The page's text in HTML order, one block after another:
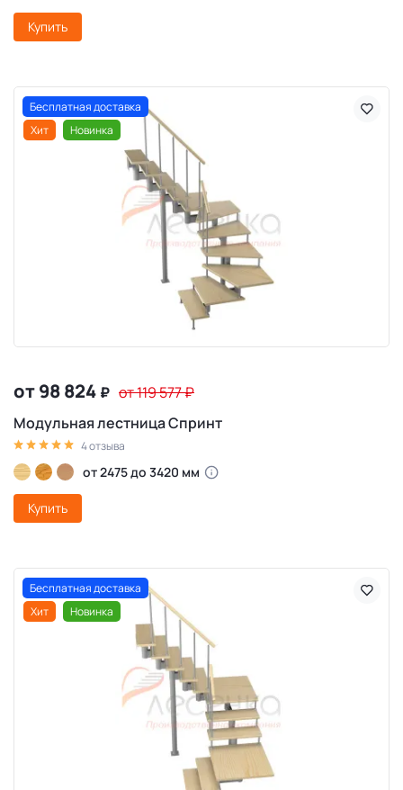
Купить
Бесплатная доставка
Хит
Новинка
от 98 824 ₽ от 119 577₽
Модульная лестница Спринт
4 отзыва
от 2475 до 3420 мм
Купить
Бесплатная доставка
Хит
Новинка